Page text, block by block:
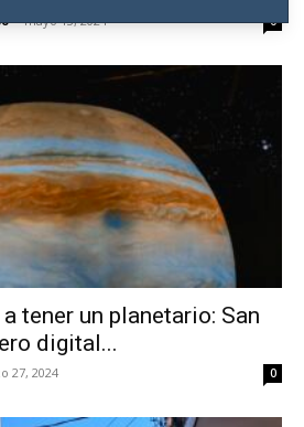
- mayo 13, 2024 0
tener un planetario: San
digital...
27, 2024 0